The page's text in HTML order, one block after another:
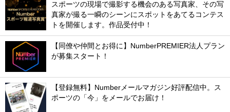
スポーツの現場で撮影する機会のある写真家、その写
真家が撮る一瞬のシーンにスポットをあてるコンテス
トを開催します。作品受付中！
【同僚や仲間とお得に】NumberPREMIER法人プラン
が募集スタート！
【登録無料】Numberメールマガジン好評配信中。ス
ポーツの「今」をメールでお届け！